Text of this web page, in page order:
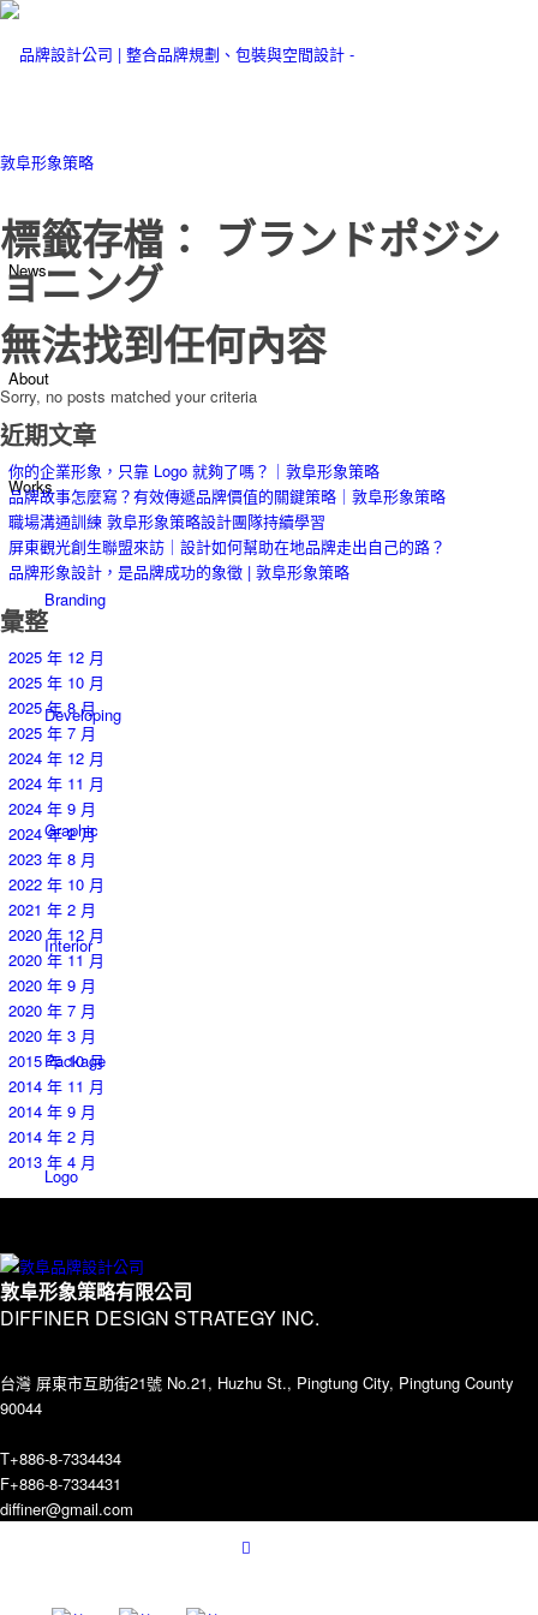
News
About
Works
Branding
Developing
Graphic
Interior
Package
Logo
Contact
Menu
標籤存檔： ブランドポジシ
ョニング
無法找到任何內容
Sorry, no posts matched your criteria
近期文章
你的企業形象，只靠 Logo 就夠了嗎？｜敦阜形象策略
品牌故事怎麼寫？有效傳遞品牌價值的關鍵策略｜敦阜形象策略
職場溝通訓練 敦阜形象策略設計團隊持續學習
屏東觀光創生聯盟來訪｜設計如何幫助在地品牌走出自己的路？
品牌形象設計，是品牌成功的象徵 | 敦阜形象策略
彙整
2025 年 12 月
2025 年 10 月
2025 年 8 月
2025 年 7 月
2024 年 12 月
2024 年 11 月
2024 年 9 月
2024 年 2 月
2023 年 8 月
2022 年 10 月
2021 年 2 月
2020 年 12 月
2020 年 11 月
2020 年 9 月
2020 年 7 月
2020 年 3 月
2015 年 10 月
2014 年 11 月
2014 年 9 月
2014 年 2 月
2013 年 4 月
敦阜形象策略有限公司
DIFFINER DESIGN STRATEGY INC.
台灣 屏東市互助街21號 No.21, Huzhu St., Pingtung City, Pingtung County
90044
T+886-8-7334434
F+886-8-7334431
diffiner@gmail.com